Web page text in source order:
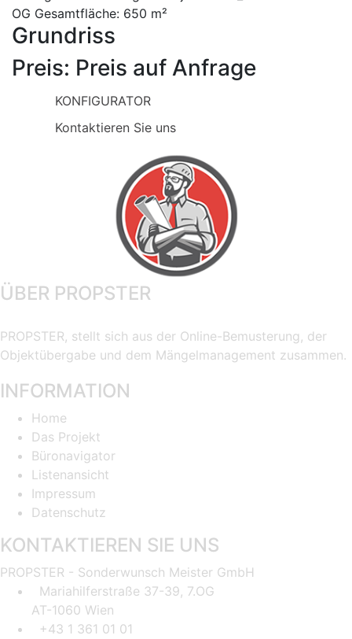
OG Gesamtfläche: 650 m²
Grundriss
Preis: Preis auf Anfrage
KONFIGURATOR
Kontaktieren Sie uns
ÜBER PROPSTER
PROPSTER, stellt sich aus der Online-Bemusterung, der
Objektübergabe und dem Mängelmanagement zusammen.
INFORMATION
Home
Das Projekt
Büronavigator
Listenansicht
Impressum
Datenschutz
KONTAKTIEREN SIE UNS
PROPSTER - Sonderwunsch Meister GmbH
Mariahilferstraße 37-39, 7.OG
AT-1060 Wien
+43 1 361 01 01